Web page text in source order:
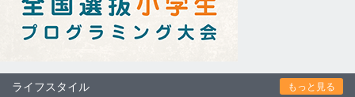
ライフスタイル もっと見る